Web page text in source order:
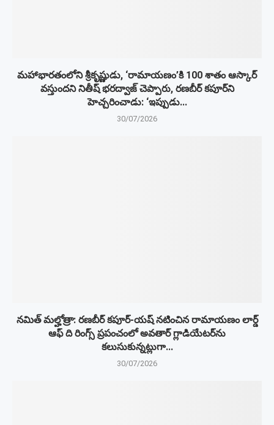
మహాభారతంలోని శ్రీకృష్ణుడు, ‘రామాయణం’కి 100 శాతం ఆస్కార్
వస్తుందని నితీష్ భరద్వాజ్ చెప్పారు, రణబీర్ కపూర్‌ని
హెచ్చరించాడు: ‘ఇప్పుడు...
30/07/2026
నమిత్ మల్హోత్రా: రణబీర్ కపూర్-యష్ నటించిన రామాయణం లార్డ్
ఆఫ్ ది రింగ్స్ ప్రపంచంలో అవతార్ గ్లాడియేటర్‌ను
కలుసుకున్నట్లుగా...
30/07/2026